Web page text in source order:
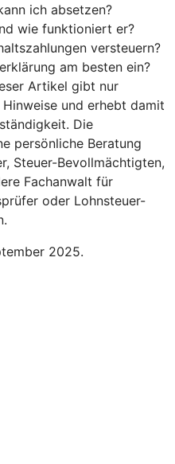
ich absetzen?
wie funktioniert er?
versteuern?
am besten ein?
Artikel gibt nur
und erhebt damit
Die
persönliche Beratung
Steuer-Bevollmächtigten,
Fachanwalt für
oder Lohnsteuer-
2025.